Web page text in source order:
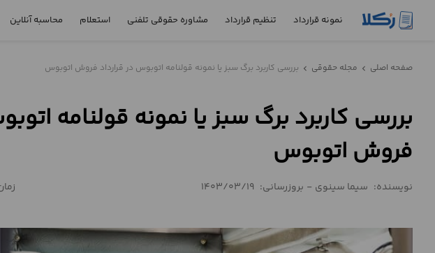
نمونه قرارداد تنظیم قرارداد مشاوره حقوقی تلفنی استعلام محاسبه آنلاین
قرارداد
تنظیم
قرارداد
حقوقی
استعلام
صفحه اصلی chevron_left مجله حقوقی chevron_left بررسی کاربرد برگ سبز یا نمونه قولنامه اتوبوس در قرارداد فروش اتوبوس
بررسی کاربرد برگ سبز یا نمونه قولنامه
فروش اتوبوس
نویسنده: سیما سینوی - بروزرسانی: 1403/03/19 زمان